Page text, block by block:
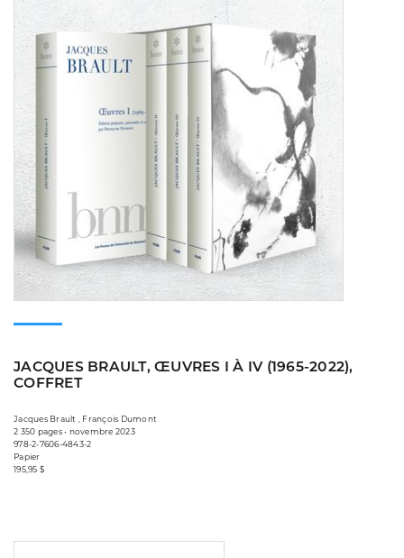
JACQUES BRAULT, ŒUVRES I À IV (1965-2022),
COFFRET
Jacques Brault , François Dumont
2 350 pages • novembre 2023
978-2-7606-4843-2
Papier
195,95 $